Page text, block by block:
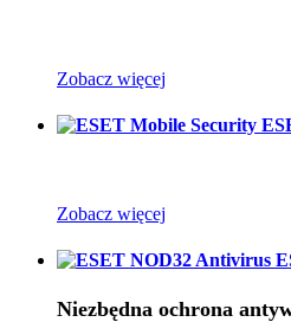
Zobacz więcej
Zobacz więcej
Niezbędna ochrona